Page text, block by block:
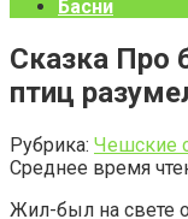
Басни
Сказка Про
птиц
Рубрика: Чешские
Среднее время
Жил-был на свете